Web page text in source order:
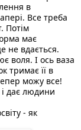
в
Все треба
Потім
має
не вдається.
воля. І ось ваза
тримає її в
можу все!
дає людини
- як